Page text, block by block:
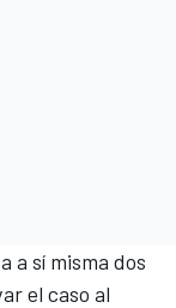
a sí misma dos
el caso al